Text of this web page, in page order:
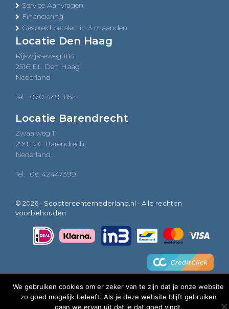
Service Aanvragen
Financiering
Gespreid betalen in 3 maanden
Locatie Den Haag
Rijswijkseweg 184
2516 EL Den Haag
Nederland
Tel: 070 4492852
Locatie Barendrecht
Zwaalweg 11
2991 ZC Barendrecht
Nederland
Tel: 06 42447399
© 2026 - Scootercenternederland.nl - Alle rechten
voorbehouden
We gebruiken cookies om er zeker van te zijn dat je onze website
zo goed mogelijk beleeft. Als je deze website blijft gebruiken
gaan we ervan uit dat je dat goed vindt.